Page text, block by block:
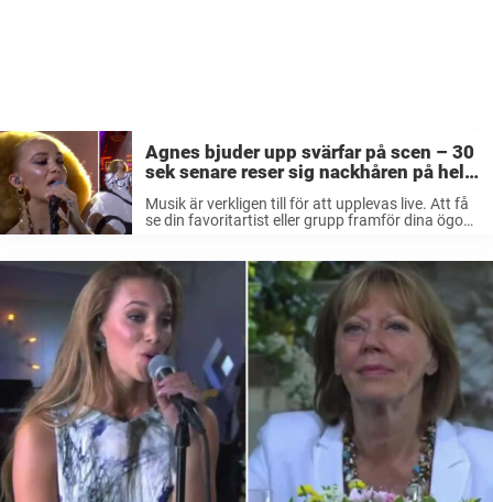
Agnes bjuder upp svärfar på scen – 30
sek senare reser sig nackhåren på hela
publiken
Musik är verkligen till för att upplevas live. Att få
se din favoritartist eller grupp framför dina ögon